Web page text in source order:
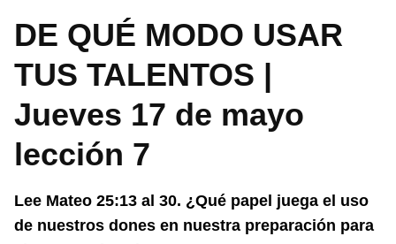
DE QUÉ MODO USAR
TUS TALENTOS |
Jueves 17 de mayo
lección 7
Lee Mateo 25:13 al 30. ¿Qué papel juega el uso
de nuestros dones en nuestra preparación para